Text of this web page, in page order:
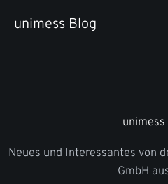
Inhaltunimess Blog
unimess
Neues und Interessantes von
GmbH